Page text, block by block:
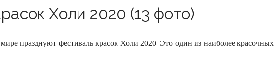
Холи 2020 (13 фото)
празднуют фестиваль красок Холи 2020. Это один из наиболее красочных